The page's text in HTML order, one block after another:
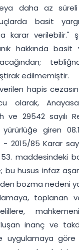
daha az
basit
karar verilebilir."
hakkında basit
edilmemiştir.
hapis
olarak,
ve 29542 sayılı
yürürlüğe giren
- 2015/85 Karar
53. maddesindeki
bu husus infaz
bozma nedeni
toplanan
inanç ve
uygulamaya göre